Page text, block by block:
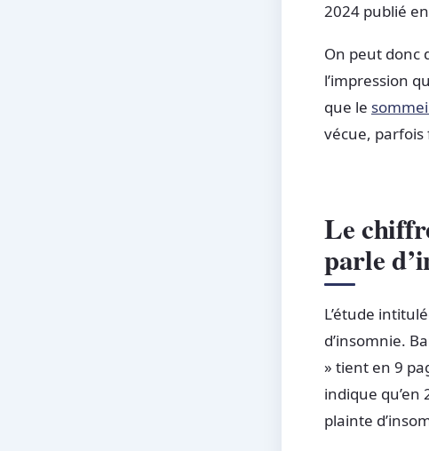
2024 publié
On peut donc
l’impression
que le
vécue,
Le
parle
L’étude
d’insomnie.
» tient en 9
indique qu’en
plainte